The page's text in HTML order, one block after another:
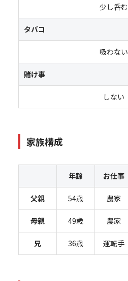
少し呑む
タバコ
吸わない
賭け事
しない
家族構成
年齢 お仕事
父親 54歳 農家
母親 49歳 農家
兄 36歳 運転手